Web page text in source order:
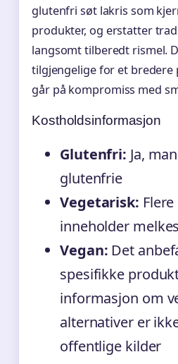
glutenfri søt lakris som
produkter, og erstatter
langsomt tilberedt rismel.
tilgjengelige for et
går på kompromiss med
Kostholdsinformasjon
Glutenfri: Ja,
glutenfrie
Vegetarisk:
inneholder
Vegan: Det
spesifikke
informasjon om
alternativer er
offentlige kilder